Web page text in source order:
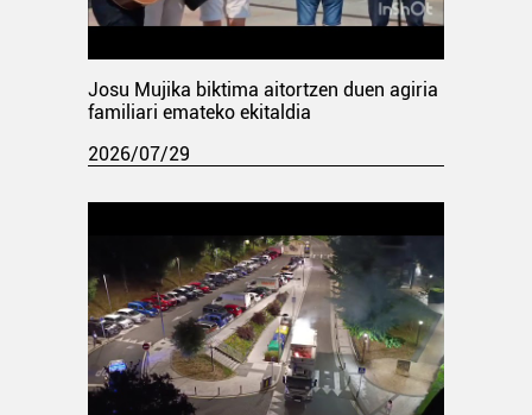
Josu Mujika biktima aitortzen duen agiria
familiari emateko ekitaldia
2026/07/29